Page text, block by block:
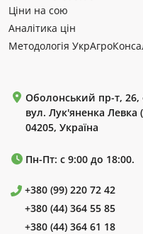
Ціни на сою
Аналітика цін
Методологія
Оболонський пр-т, 26,
вул. Лук'яненка Левка
04205, Україна
Пн-Пт: с 9:00 до 18:00.
+380 (99) 220 72 42
+380 (44) 364 55 85
+380 (44) 364 61 18